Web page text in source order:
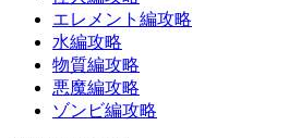
エレメント編攻略
水編攻略
物質編攻略
悪魔編攻略
ゾンビ編攻略